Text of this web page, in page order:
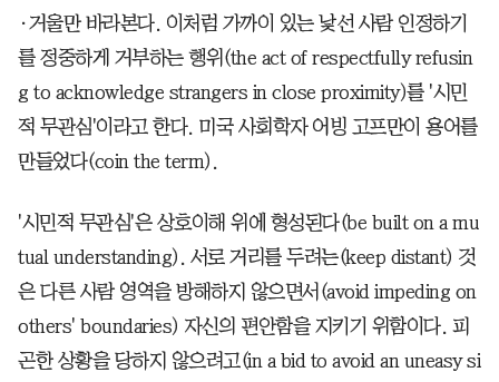
·거울만 바라본다. 이처럼 가까이 있는 낯선 사람 인정하기
를 정중하게 거부하는 행위(the act of respectfully refusin
g to acknowledge strangers in close proximity)를 '시민
적 무관심'이라고 한다. 미국 사회학자 어빙 고프만이 용어를
만들었다(coin the term).
'시민적 무관심'은 상호이해 위에 형성된다(be built on a mu
tual understanding). 서로 거리를 두려는(keep distant) 것
은 다른 사람 영역을 방해하지 않으면서(avoid impeding on
others' boundaries) 자신의 편안함을 지키기 위함이다. 피
곤한 상황을 당하지 않으려고(in a bid to avoid an uneasy si